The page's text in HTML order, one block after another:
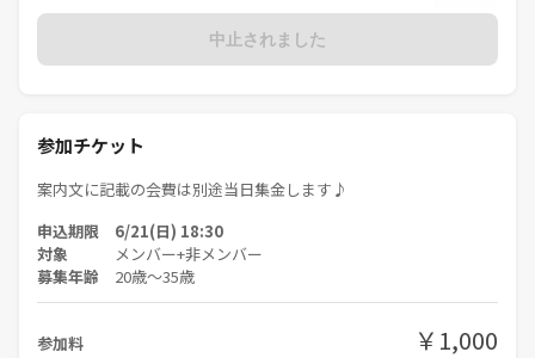
中止されました
参加チケット
案内文に記載の会費は別途当日集金します♪
申込期限 6/21(日) 18:30
対象 メンバー+非メンバー
募集年齢 20歳〜35歳
参加料 ￥1,000